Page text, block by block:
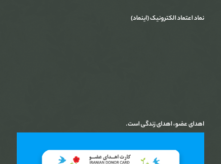
نماد اعتماد الکترونیک (اینماد)
اهدای عضو، اهدای زندگی است.